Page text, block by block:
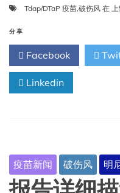
Tdap/DTaP 疫苗,破伤风 在 美
有
破
伤
疫
苗
可
以
分享
Facebook
Linkedin
疫苗新闻 破伤风 明